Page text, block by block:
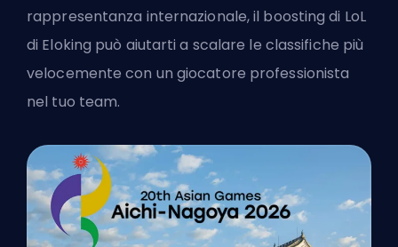
rappresentanza internazionale,il boosting di LoL
di Eloking può aiutarti a scalare le classifiche più
velocemente con un giocatore professionista
nel tuo team.